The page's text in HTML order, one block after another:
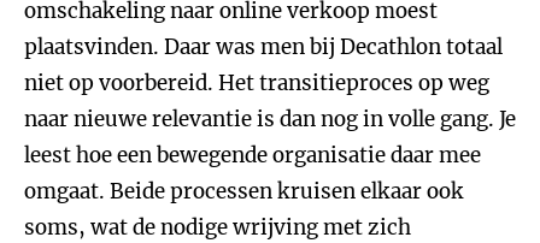
omschakeling naar online verkoop moest
plaatsvinden. Daar was men bij Decathlon totaal
niet op voorbereid. Het transitieproces op weg
naar nieuwe relevantie is dan nog in volle gang. Je
leest hoe een bewegende organisatie daar mee
omgaat. Beide processen kruisen elkaar ook
soms, wat de nodige wrijving met zich